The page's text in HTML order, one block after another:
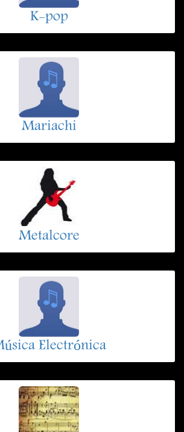
K-pop
Mariachi
Metalcore
Electrónica